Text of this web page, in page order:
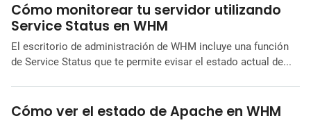
Cómo monitorear tu servidor utilizando
Service Status en WHM
El escritorio de administración de WHM incluye una función
de Service Status que te permite evisar el estado actual de...
Cómo ver el estado de Apache en WHM